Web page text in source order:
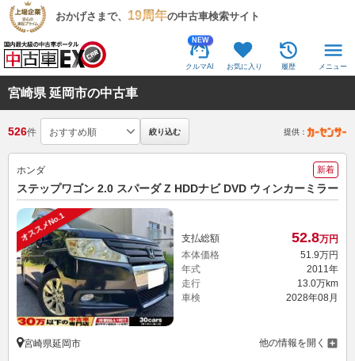
おかげさまで、 19周年の中古車検索サイト
NEW
クルマAI お気に入り 履歴 メニュー
宮崎県 延岡市の中古車
526件 絞り込む 提供：
ホンダ 新着
ステップワゴン 2.0 スパーダ Z HDDナビ DVD ウィンカーミラー
オススメNo.1 支払総額 52.8万円
本体価格
51.9万円
年式
2011年
走行
13.0万km
車検
2028年08月
宮崎県延岡市 他の情報を開く